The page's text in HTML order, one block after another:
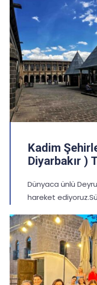
Kadim
Diyarbakır )
Dünyaca ünlü
hareket